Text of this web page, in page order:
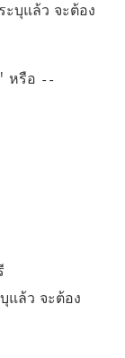
ะบุแล้ว จะต้อง
หรือ --
แล้ว จะต้อง